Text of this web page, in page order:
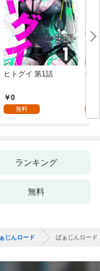
ヒトグイ 第1話
0
無料
世
ランキング
無料
じんロード ばぁじんロー